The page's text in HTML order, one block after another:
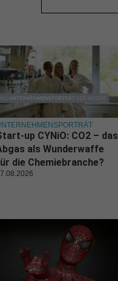
up CYNiO: CO2 – das
als Wunderwaffe
die Chemiebranche?